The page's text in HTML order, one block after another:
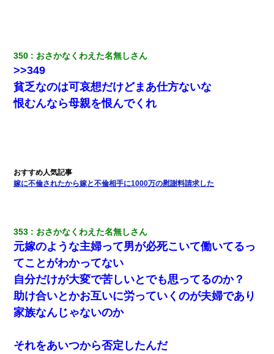
350 おさかなくわえた名無しさん
>>349
貧乏なのは可哀想だけどまあ仕方ないな
恨むんなら母親を恨んでくれ
嫁に不倫されたから嫁と不倫相手に1000万の慰謝料請求した
353 おさかなくわえた名無しさん
元嫁のような主婦って男が必死こいて働いてるっ
てことがわかってない
自分だけが大変で苦しいとでも思ってるのか？
助け合いとかお互いに労っていくのが夫婦であり
家族なんじゃないのか
それをあいつから否定したんだ